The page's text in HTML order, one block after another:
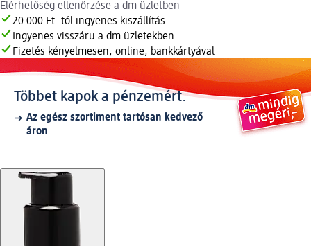
Elérhetőség ellenőrzése a dm üzletben
20 000 Ft -tól ingyenes kiszállítás
Ingyenes visszáru a dm üzletekben
Fizetés kényelmesen, online, bankkártyával
Többet kapok a pénzemért.
Az egész szortiment tartósan kedvező
áron